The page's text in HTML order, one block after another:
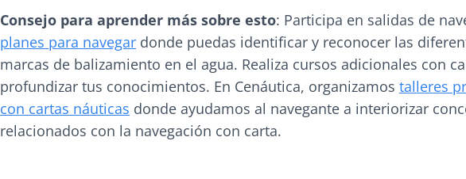
Consejo para aprender más sobre esto: Participa en salidas de
planes para navegar donde puedas identificar y reconocer las
marcas de balizamiento en el agua. Realiza cursos adicionales con
profundizar tus conocimientos. En Cenáutica, organizamos talleres
con cartas náuticas donde ayudamos al navegante a interiorizar
relacionados con la navegación con carta.